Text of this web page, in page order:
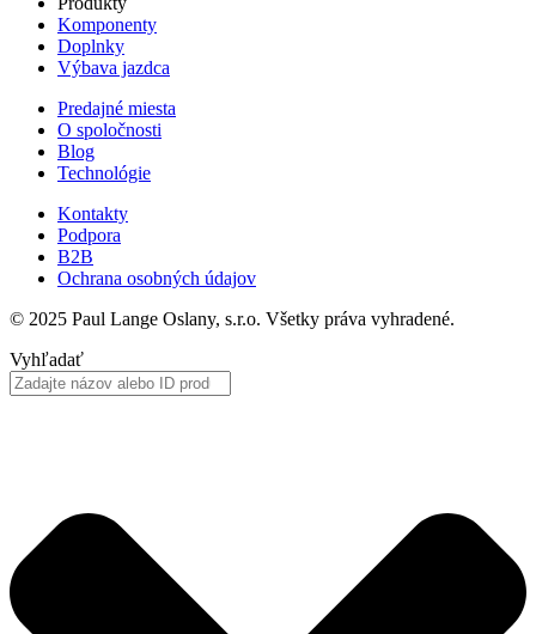
Komponenty
Doplnky
Výbava jazdca
Predajné miesta
O spoločnosti
Blog
Technológie
Kontakty
Podpora
B2B
Ochrana osobných údajov
© 2025 Paul Lange Oslany, s.r.o. Všetky práva vyhradené.
Vyhľadať